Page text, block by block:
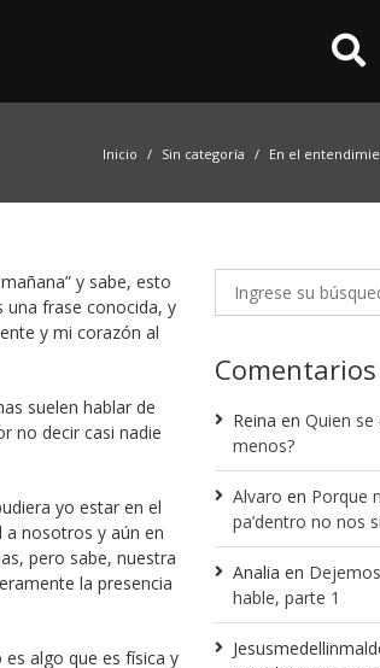
Inicio Sin categoría En el
y sabe, esto
una frase conocida, y
y mi corazón al
suelen hablar de
no decir casi nadie
yo estar en el
a nosotros y aún en
pero sabe, nuestra
la presencia
algo que es física y
Reina en Quien
menos?
Alvaro en Porque
pa’dentro no nos
Analia en
hable, parte 1